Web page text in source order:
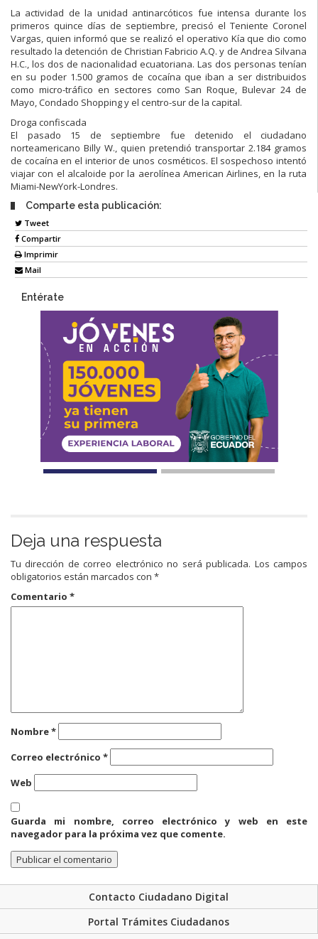
La actividad de la unidad antinarcóticos fue intensa durante los
primeros quince días de septiembre, precisó el Teniente Coronel
Vargas, quien informó que se realizó el operativo Kía que dio como
resultado la detención de Christian Fabricio A.Q. y de Andrea Silvana
H.C., los dos de nacionalidad ecuatoriana. Las dos personas tenían
en su poder 1.500 gramos de cocaína que iban a ser distribuidos
como micro-tráfico en sectores como San Roque, Bulevar 24 de
Mayo, Condado Shopping y el centro-sur de la capital.
Droga confiscada
El pasado 15 de septiembre fue detenido el ciudadano
norteamericano Billy W., quien pretendió transportar 2.184 gramos
de cocaína en el interior de unos cosméticos. El sospechoso intentó
viajar con el alcaloide por la aerolínea American Airlines, en la ruta
Miami-NewYork-Londres.
Comparte esta publicación:
Tweet
Compartir
Imprimir
Mail
Entérate
Deja una respuesta
Tu dirección de correo electrónico no será publicada. Los campos
obligatorios están marcados con *
Comentario *
Nombre*
Correo electrónico *
Web
Guarda mi nombre, correo electrónico y web en este
navegador para la próxima vez que comente.
Contacto Ciudadano Digital
Portal Trámites Ciudadanos